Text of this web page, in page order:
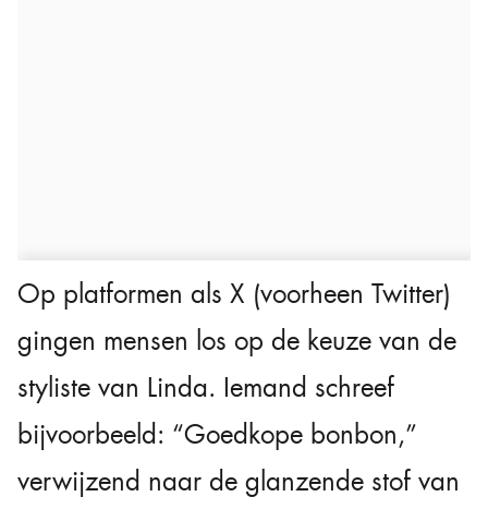
Op platformen als X (voorheen Twitter)
gingen mensen los op de keuze van de
styliste van Linda. Iemand schreef
bijvoorbeeld: “Goedkope bonbon,”
verwijzend naar de glanzende stof van